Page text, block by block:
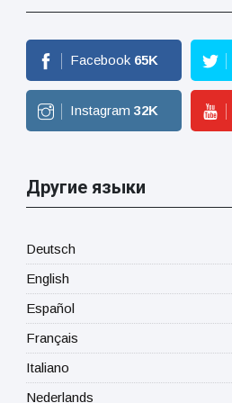
Facebook 65K
Instagram 32K
Другие языки
Deutsch
English
Español
Français
Italiano
Nederlands